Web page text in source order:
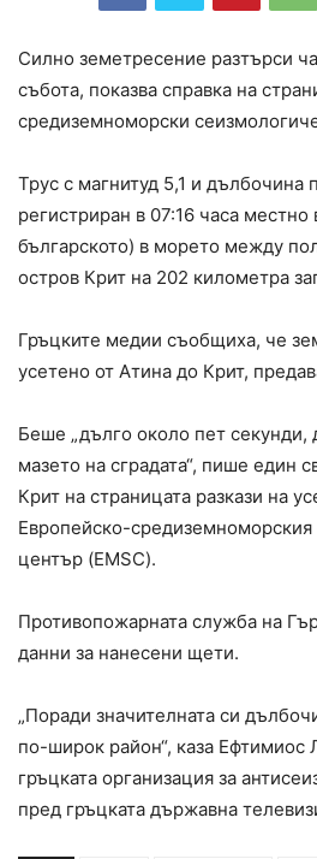
Силно земетресение разтърси
събота, показва справка на
средиземноморски
Трус с магнитуд 5,1 и дълбочина
регистриран в 07:16 часа
българското) в морето между
остров Крит на 202 километра
Гръцките медии съобщиха, че
усетено от Атина до Крит,
Беше „дълго около пет секунди,
мазето на сградата“, пише един
Крит на страницата разкази на
Европейско-
център (EMSC).
Противопожарната служба на
данни за нанесени щети.
„Поради значителната си
по-широк район“, каза Ефтимиос
гръцката организация за
пред гръцката държавна